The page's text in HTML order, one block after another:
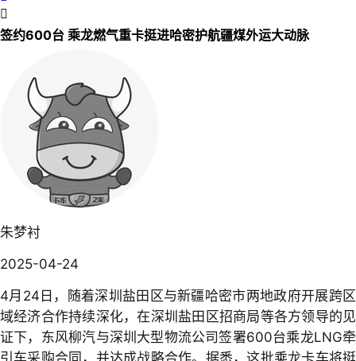

签约600台 乘龙燃气重卡挺进哈密护航疆煤外运大动脉
朱梦衬
2025-04-24
4月24日，随着深圳盐田区与新疆哈密市两地政府开展跨区
域经济合作持续深化，在深圳盐田区招商局等各方领导的见
证下，东风柳汽与深圳大型物流公司签署600台乘龙LNG牵
引车采购合同，并达成战略合作。据悉，这批乘龙卡车将挺